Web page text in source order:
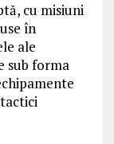
cu misiuni
în
ale
sub forma